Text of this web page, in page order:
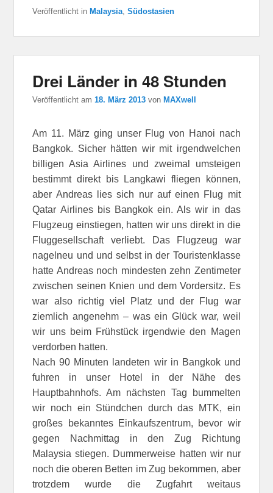
Veröffentlicht in Malaysia,Südostasien
Drei Länder in 48 Stunden
Veröffentlicht am18. März 2013 von MAXwell
Am 11. März ging unser Flug von Hanoi nach
Bangkok. Sicher hätten wir mit irgendwelchen
billigen Asia Airlines und zweimal umsteigen
bestimmt direkt bis Langkawi fliegen können,
aber Andreas lies sich nur auf einen Flug mit
Qatar Airlines bis Bangkok ein. Als wir in das
Flugzeug einstiegen, hatten wir uns direkt in die
Fluggesellschaft verliebt. Das Flugzeug war
nagelneu und und selbst in der Touristenklasse
hatte Andreas noch mindesten zehn Zentimeter
zwischen seinen Knien und dem Vordersitz. Es
war also richtig viel Platz und der Flug war
ziemlich angenehm – was ein Glück war, weil
wir uns beim Frühstück irgendwie den Magen
verdorben hatten.
Nach 90 Minuten landeten wir in Bangkok und
fuhren in unser Hotel in der Nähe des
Hauptbahnhofs. Am nächsten Tag bummelten
wir noch ein Stündchen durch das MTK, ein
großes bekanntes Einkaufszentrum, bevor wir
gegen Nachmittag in den Zug Richtung
Malaysia stiegen. Dummerweise hatten wir nur
noch die oberen Betten im Zug bekommen, aber
trotzdem wurde die Zugfahrt weitaus